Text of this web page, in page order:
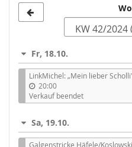
zur
auswählen
Fr, 18.10.
LinkMichel: „Mein lieber
20:00
Verkauf beendet
Sa, 19.10.
Galgenstricke Häfele/